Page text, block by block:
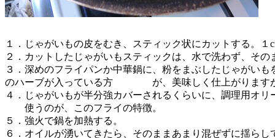
１．じゃがいもの皮をむき、スティック状にカットする。１
２．カットしたじゃがいもスティックは、水で洗わず、その
３．深めのフライパンか中華鍋に、粉をまぶしたじゃが
のハーブが入っている方 が、美味しく仕上がりますが
４．じゃがいもが半分強カバーされるくらいに、調理用オ
使うのが、このフライの特徴。
５．強火で鍋を加熱する。
６．オイルが湧いてきたら、そのままあまり混ぜずに揺